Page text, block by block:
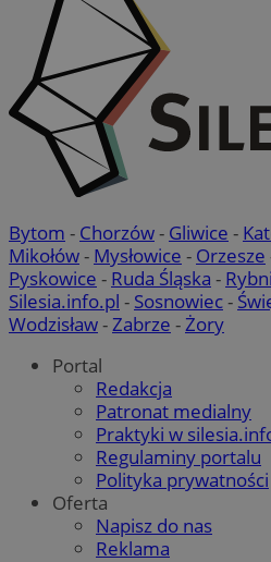
Bytom - Chorzów- Gliwice -
Mikołów- Mysłowice - Orzesze
Pyskowice - Ruda Śląska -
Silesia.info.pl - Sosnowiec-
Wodzisław- Zabrze - Żory
Portal
Redakcja
Patronat medialny
Praktyki w
Regulaminy portalu
Polityka prywatności
Oferta
Napisz do nas
Reklama